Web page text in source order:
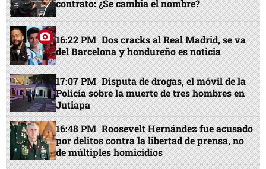
contrato: ¿Se cambia el nombre?
16:22 PM Dos cracks al Real Madrid, se va
del Barcelona y hondureño es noticia
17:07 PM Disputa de drogas, el móvil de la
Policía sobre la muerte de tres hombres en
Jutiapa
16:48 PM Roosevelt Hernández fue acusado
por delitos contra la libertad de prensa, no
de múltiples homicidios